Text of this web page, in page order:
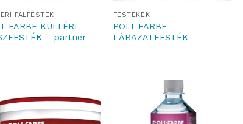
FALFESTÉK
FARBE KÜLTÉRI
– partner
FESTÉKEK
POLI-FARBE
LÁBAZATFESTÉK